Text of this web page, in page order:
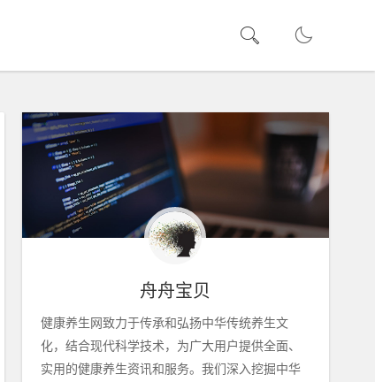
舟舟宝贝
健康养生网致力于传承和弘扬中华传统养生文
化，结合现代科学技术，为广大用户提供全面、
实用的健康养生资讯和服务。我们深入挖掘中华